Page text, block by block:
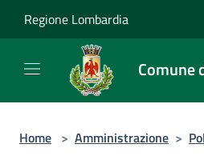
Regione Lombardia
Comune
Home > Amministrazione >